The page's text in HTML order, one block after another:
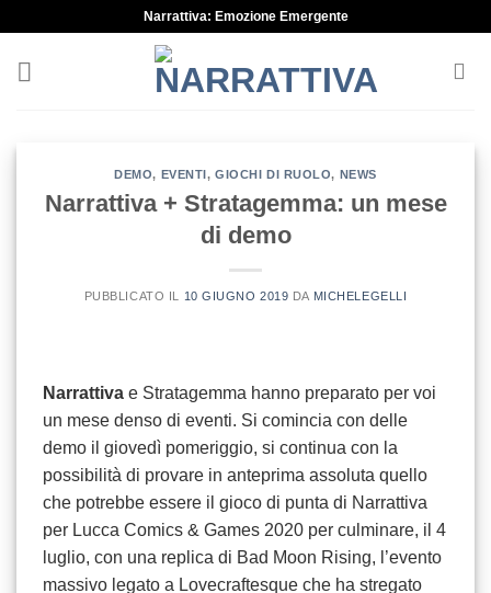
content
Narrattiva: Emozione Emergente
DEMO, EVENTI,GIOCHI DI RUOLO, NEWS
Narrattiva + Stratagemma: un mese
di demo
PUBBLICATO IL 10 GIUGNO 2019 DA MICHELEGELLI
Narrattiva e Stratagemma hanno preparato per voi
un mese denso di eventi. Si comincia con delle
demo il giovedì pomeriggio, si continua con la
possibilità di provare in anteprima assoluta quello
che potrebbe essere il gioco di punta di Narrattiva
per Lucca Comics & Games 2020 per culminare, il 4
luglio, con una replica di Bad Moon Rising, l’evento
massivo legato a Lovecraftesque che ha stregato